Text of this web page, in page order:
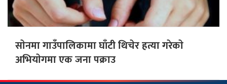
साेनमा गाउँपालिकामा घाँटी थिचेर हत्या गरेकाे
अभियाेगमा एक जना पक्राउ